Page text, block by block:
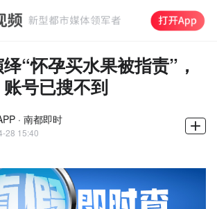
“怀孕买水果被指责”，
号已搜不到
· 南都即时
28 15:40